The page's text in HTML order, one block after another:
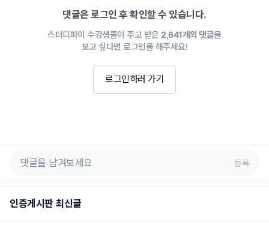
댓글은 로그인 후 확인할 수 있습니다.
스터디파이 수강생들이 주고 받은 2,641개의 댓글을
보고 싶다면 로그인을 해주세요!
로그인하러 가기
등록
인증게시판 최신글